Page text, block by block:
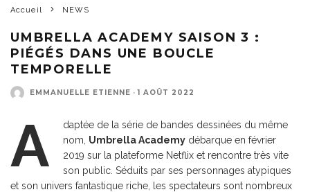
Accueil NEWS
UMBRELLA ACADEMY SAISON 3 :
PIÉGÉS DANS UNE BOUCLE
TEMPORELLE
EMMANUELLE ETIENNE · 1 AOÛT 2022
A
daptée de la série de bandes dessinées du même
nom, Umbrella Academy débarque en février
2019 sur la plateforme Netflix et rencontre très vite
son public. Séduits par ses personnages atypiques
et son univers fantastique riche, les spectateurs sont nombreux